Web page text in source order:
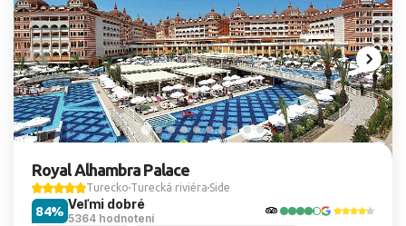
Royal Alhambra Palace
Turecko Turecká riviéra Side
Veľmi dobré
5364 hodnotení
84%